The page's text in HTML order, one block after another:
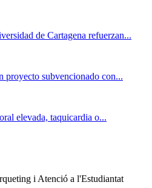
de Cartagena refuerzan...
subvencionado con...
elevada, taquicardia o...
i Atenció a l'Estudiantat